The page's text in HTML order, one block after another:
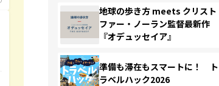
地球の歩き方 meets クリスト
ファー・ノーラン監督最新作
『オデュッセイア』
準備も滞在もスマートに！ ト
ラベルハック2026